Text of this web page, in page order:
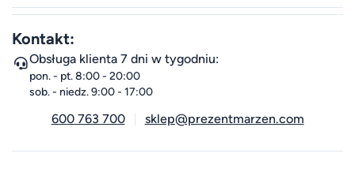
Kontakt:
Obsługa klienta 7 dni w tygodniu:
pon. - pt. 8:00 - 20:00
sob. - niedz. 9:00 - 17:00
600 763 700 sklep@prezentmarzen.com